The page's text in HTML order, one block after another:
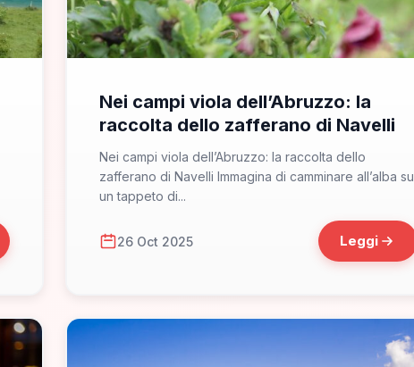
Nei campi viola dell’Abruzzo: la
raccolta dello zafferano di Navelli
Nei campi viola dell’Abruzzo: la raccolta dello
zafferano di Navelli Immagina di camminare all’alba su
un tappeto di...
26 Oct 2025 Leggi